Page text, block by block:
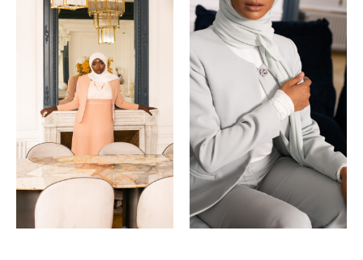
Chemise
Jupe
Manteau
Pantalon
Pull
Robe
Tunique
Veste
PRIX